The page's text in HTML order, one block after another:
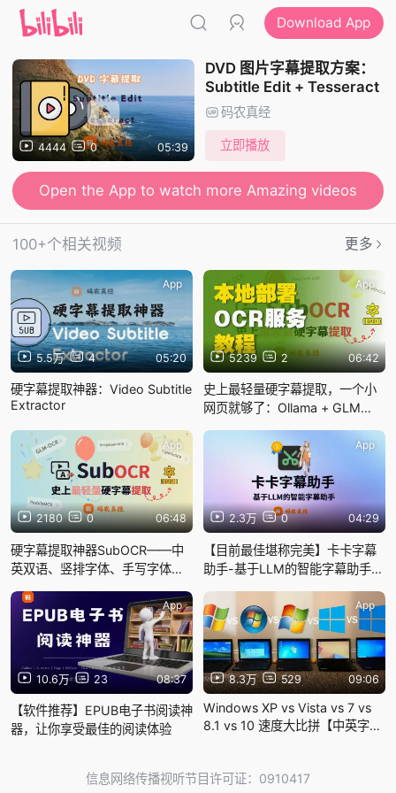
Download App
4444 0 05:39
DVD 图片字幕提取方案：
Subtitle Edit + Tesseract
码农真经
立即播放
Open the App to watch more Amazing videos
100+个相关视频 更多
5.5万 4 05:20
App
硬字幕提取神器：Video Subtitle
Extractor
5239 2 06:42
App
史上最轻量硬字幕提取，一个小
网页就够了：Ollama + GLM
2180 0 06:48
App
硬字幕提取神器SubOCR——中
英双语、竖排字体、手写字体字
2.3万 0 04:29
App
【目前最佳堪称完美】卡卡字幕
助手-基于LLM的智能字幕助手
全完善
10.6万 23 08:37
App
【软件推荐】EPUB电子书阅读神
器，让你享受最佳的阅读体验
8.3万 529 09:06
App
Windows XP vs Vista vs 7 vs
8.1 vs 10 速度大比拼【中英字
信息网络传播视听节目许可证：0910417